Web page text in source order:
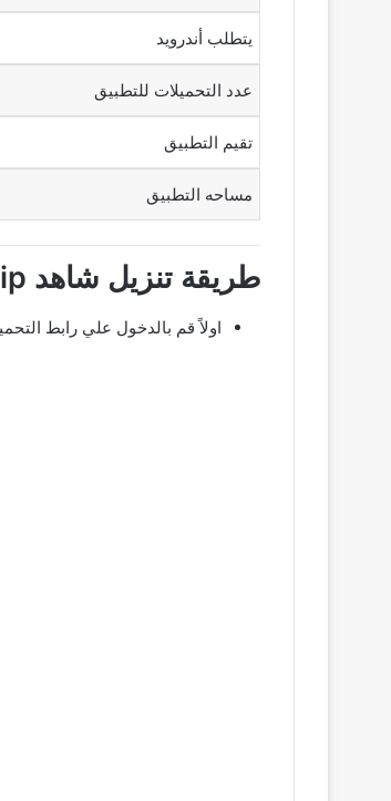
يتطلب أندرويد
عدد التحميلات للتطبيق
تقيم التطبيق
مساحه التطبيق
طريقة تنزيل شاهد vip مجانا Shahid Plus مدفوع بدون اعلانات اخر اصدار
اولاً قم بالدخول علي رابط